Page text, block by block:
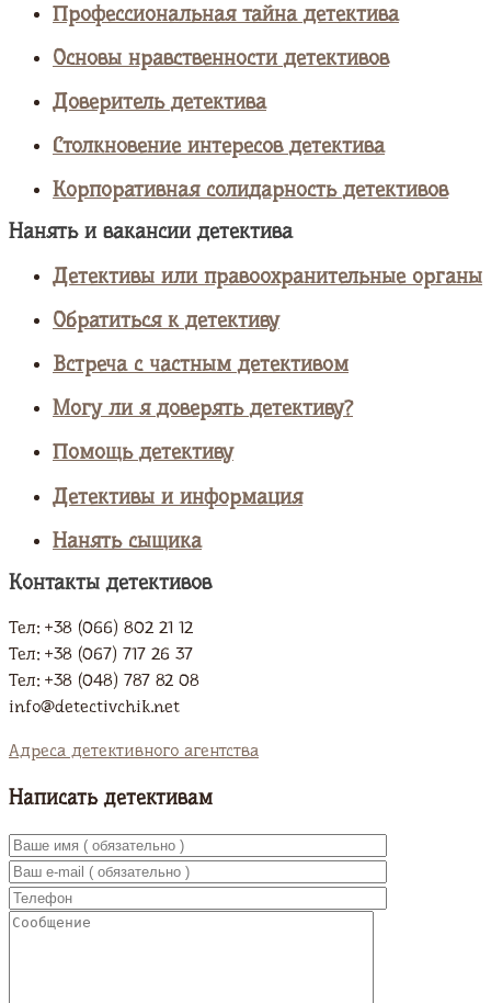
Профессиональная тайна детектива
Основы нравственности детективов
Доверитель детектива
Столкновение интересов детектива
Корпоративная солидарность детективов
Нанять и вакансии детектива
Детективы или правоохранительные органы
Обратиться к детективу
Встреча с частным детективом
Могу ли я доверять детективу?
Помощь детективу
Детективы и информация
Нанять сыщика
Контакты детективов
Тел: +38 (066) 802 21 12
Тел: +38 (067) 717 26 37
Тел: +38 (048) 787 82 08
info@detectivchik.net
Адреса детективного агентства
Написать детективам